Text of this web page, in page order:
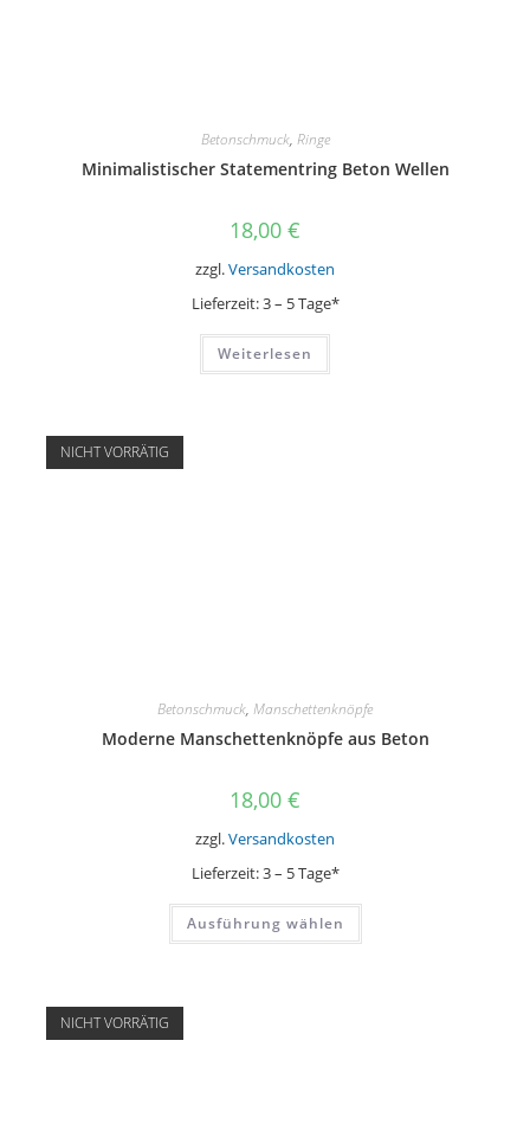
Betonschmuck, Ringe
Minimalistischer Statementring Beton Wellen
18,00 €
zzgl.Versandkosten
Lieferzeit:3 – 5 Tage*
Weiterlesen
NICHT VORRÄTIG
Betonschmuck, Manschettenknöpfe
Moderne Manschettenknöpfe aus Beton
18,00 €
zzgl.Versandkosten
Lieferzeit:3 – 5 Tage*
Ausführung wählen
Dieses
weist
NICHT VORRÄTIG